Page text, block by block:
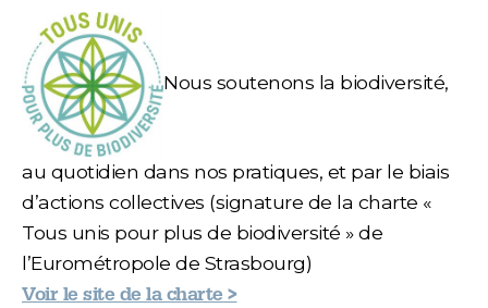
Nous soutenons la biodiversité,
au quotidien dans nos pratiques, et par le biais
d’actions collectives (signature de la charte «
Tous unis pour plus de biodiversité » de
l’Eurométropole de Strasbourg)
Voir le site de la charte >